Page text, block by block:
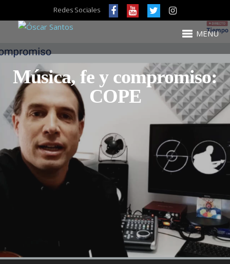
MENU
Música, fe y compromiso:
COPE
Redes Sociales